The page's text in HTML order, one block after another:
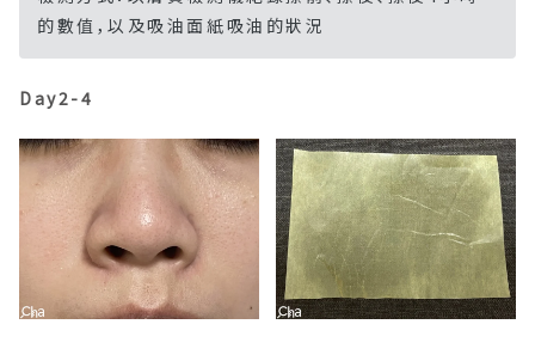
Day2-4
這幾天下來還未感覺到有什麼改變，過了4小時之後吸油